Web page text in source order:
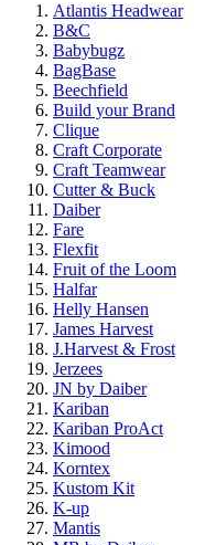
Atlantis Headwear
B&C
Babybugz
BagBase
Beechfield
Build your Brand
Clique
Craft Corporate
Craft Teamwear
Cutter & Buck
Daiber
Fare
Flexfit
Fruit of the Loom
Halfar
Helly Hansen
James Harvest
J.Harvest & Frost
Jerzees
JN by Daiber
Kariban
Kariban ProAct
Kimood
Korntex
Kustom Kit
K-up
Mantis